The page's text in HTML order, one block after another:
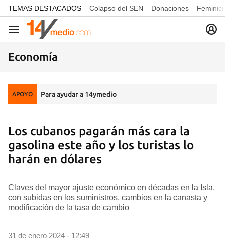
common.go-to-content
TEMAS DESTACADOS Colapso del SEN Donaciones
Navegación
Economía
APOYO Para ayudar a 14ymedio
Los cubanos pagarán más cara la
gasolina este año y los turistas lo
harán en dólares
Claves del mayor ajuste económico en décadas en la Isla,
con subidas en los suministros, cambios en la canasta y
modificación de la tasa de cambio
31 de enero 2024 - 12:49